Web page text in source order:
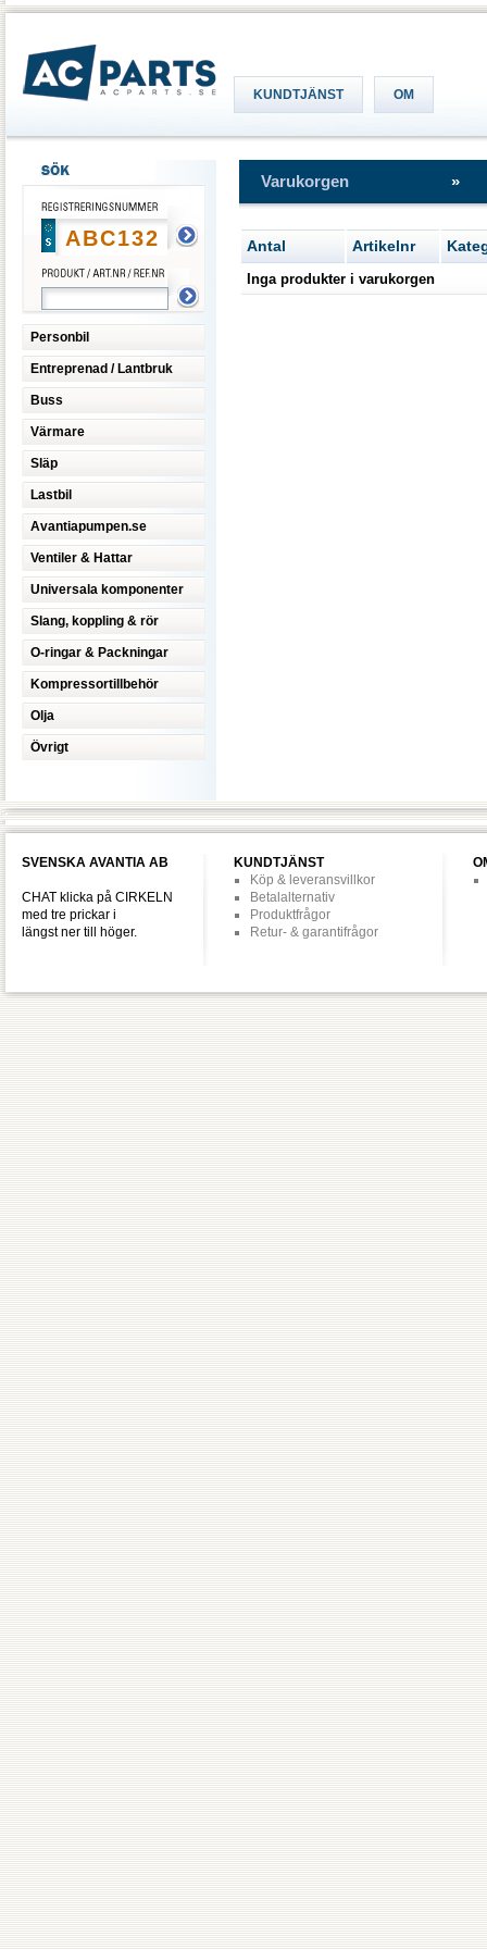
KUNDTJÄNST OM
Personbil
Entreprenad / Lantbruk
Buss
Värmare
Släp
Lastbil
Avantiapumpen.se
Ventiler & Hattar
Universala komponenter
Slang, koppling & rör
O-ringar & Packningar
Kompressortillbehör
Olja
Övrigt
Varukorgen »
Antal Artikelnr
Inga produkter i varukorgen
SVENSKA AVANTIA AB
CHAT klicka på CIRKELN
med tre prickar i
längst ner till höger.
KUNDTJÄNST
Köp & leveransvillkor
Betalalternativ
Produktfrågor
Retur- & garantifrågor